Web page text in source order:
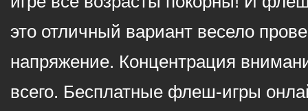
это отличный вариант весело
напряжение. Концентрация
всего. Бесплатные флеш-игры